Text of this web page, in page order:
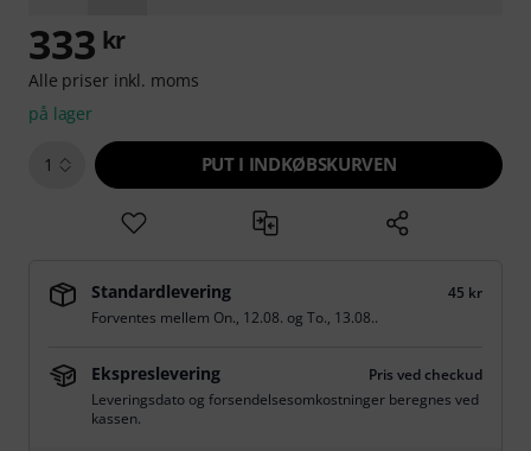
333 kr
Alle priser inkl. moms
på lager
1 PUT I INDKØBSKURVEN
Standardlevering
45 kr
Forventes mellem On., 12.08. og To., 13.08..
Ekspreslevering
Pris ved checkud
Leveringsdato og forsendelsesomkostninger beregnes ved
kassen.